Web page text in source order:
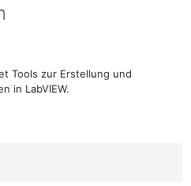
Tools zur Erstellung und
in LabVIEW.